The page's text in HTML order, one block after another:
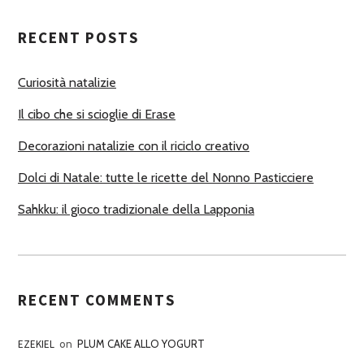
O
I
RECENT POSTS
Curiosità natalizie
Il cibo che si scioglie di Erase
Decorazioni natalizie con il riciclo creativo
Dolci di Natale: tutte le ricette del Nonno Pasticciere
Sahkku: il gioco tradizionale della Lapponia
RECENT COMMENTS
EZEKIEL on PLUM CAKE ALLO YOGURT